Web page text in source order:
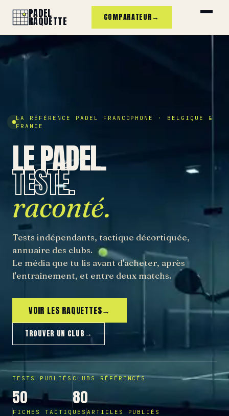
PADEL
RAQUETTE COMPARATEUR→
LA RÉFÉRENCE PADEL FRANCOPHONE · BELGIQUE &
FRANCE
LE PADEL.
TESTÉ.
raconté.
Tests indépendants, tactique décortiquée,
annuaire des clubs.
Le média que tu lis avant d'acheter, après
l'entraînement, et entre deux matchs.
VOIR LES RAQUETTES→
TROUVER UN CLUB→
TESTS PUBLIÉS
50
CLUBS RÉFÉRENCÉS
80
FICHES TACTIQUES ARTICLES PUBLIÉS